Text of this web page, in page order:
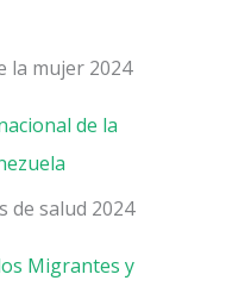
de la
Migrantes y